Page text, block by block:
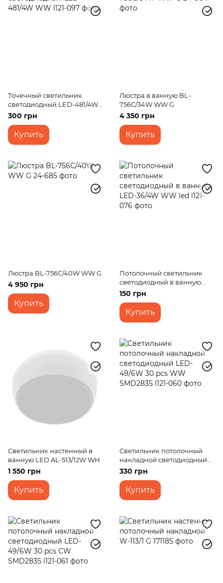
Точечный светильник
светодиодный LED-481/4W
WW
300 грн
Купить
Люстра в ванную BL-
756С/34W WW G
4 350 грн
Купить
Люстра BL-756С/40W WW G
4 950 грн
Купить
Потолочный светильник
светодиодный в ванную
LED-36/4W WW led
150 грн
Купить
Светильник настенный в
ванную LED AL-513/12W WH
1 550 грн
Купить
Светильник потолочный
накладной светодиодный
LED-49/6W 30 pcs WW
SMD2835
330 грн
Купить